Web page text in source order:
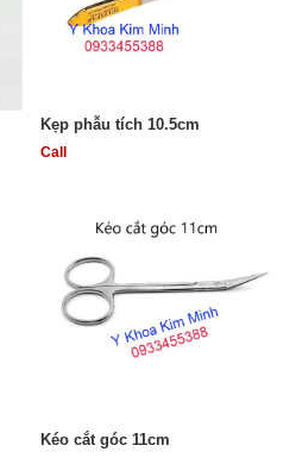
Kẹp phẫu tích 10.5cm
Call
Kéo cắt góc 11cm